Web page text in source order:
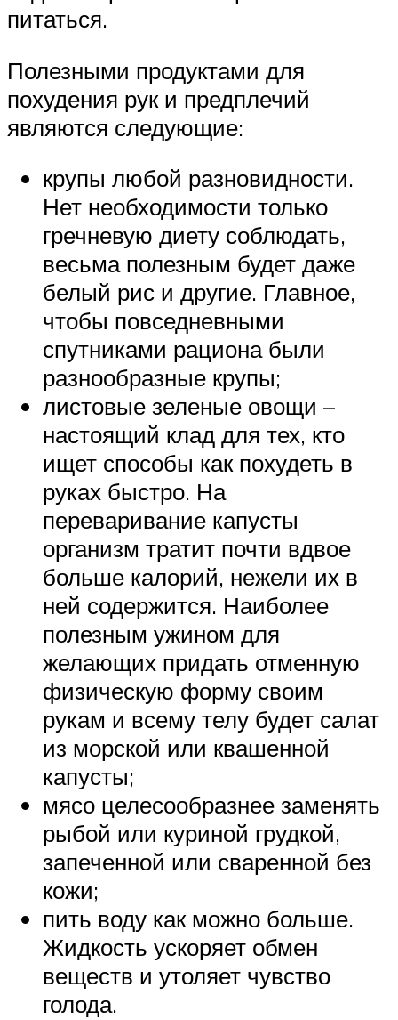
питаться.
Полезными продуктами для
похудения рук и предплечий
являются следующие:
крупы любой разновидности.
Нет необходимости только
гречневую диету соблюдать,
весьма полезным будет даже
белый рис и другие. Главное,
чтобы повседневными
спутниками рациона были
разнообразные крупы;
листовые зеленые овощи –
настоящий клад для тех, кто
ищет способы как похудеть в
руках быстро. На
переваривание капусты
организм тратит почти вдвое
больше калорий, нежели их в
ней содержится. Наиболее
полезным ужином для
желающих придать отменную
физическую форму своим
рукам и всему телу будет салат
из морской или квашенной
капусты;
мясо целесообразнее заменять
рыбой или куриной грудкой,
запеченной или сваренной без
кожи;
пить воду как можно больше.
Жидкость ускоряет обмен
веществ и утоляет чувство
голода.